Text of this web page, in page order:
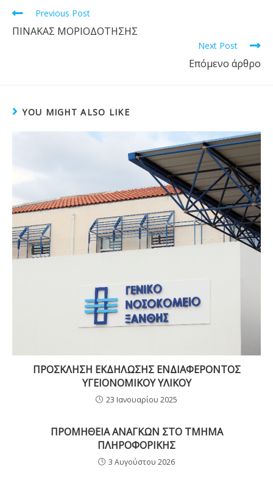
Previous Post
ΠΙΝΑΚΑΣ ΜΟΡΙΟΔΟΤΗΣΗΣ
Next Post
Επόμενο άρθρο
YOU MIGHT ALSO LIKE
ΠΡΟΣΚΛΗΣΗ ΕΚΔΗΛΩΣΗΣ ΕΝΔΙΑΦΕΡΟΝΤΟΣ
ΥΓΕΙΟΝΟΜΙΚΟΥ ΥΛΙΚΟΥ
23 Ιανουαρίου 2025
ΠΡΟΜΗΘΕΙΑ ΑΝΑΓΚΩΝ ΣΤΟ ΤΜΗΜΑ
ΠΛΗΡΟΦΟΡΙΚΗΣ
3 Αυγούστου 2026